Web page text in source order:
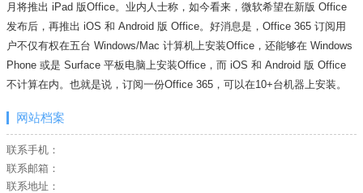
月将推出 iPad 版Office。业内人士称，如今看来，微软希望在新版 Office
发布后，再推出 iOS 和 Android 版 Office。好消息是，Office 365 订阅用
户不仅有权在五台 Windows/Mac 计算机上安装Office，还能够在 Windows
Phone 或是 Surface 平板电脑上安装Office，而 iOS 和 Android 版 Office
不计算在内。也就是说，订阅一份Office 365，可以在10+台机器上安装。
网站档案
联系手机：
联系邮箱：
联系地址：